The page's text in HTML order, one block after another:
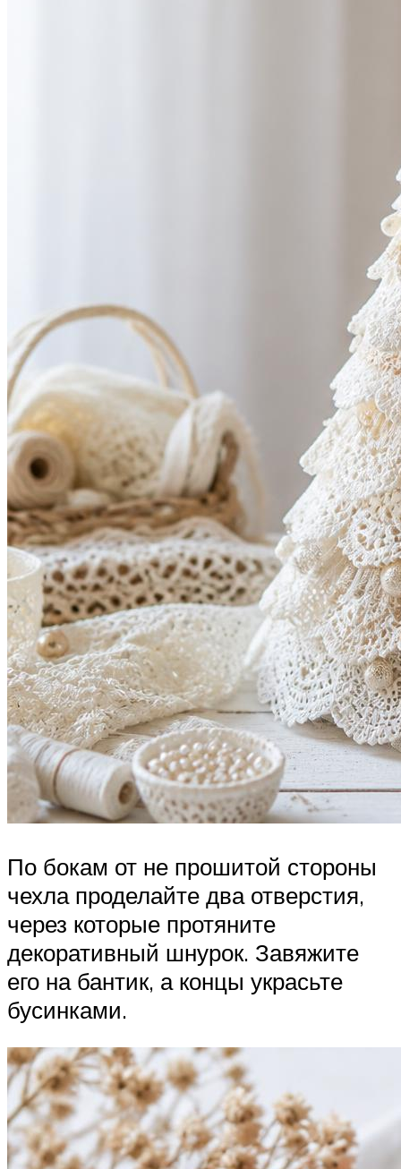
По бокам от не прошитой стороны
чехла проделайте два отверстия,
через которые протяните
декоративный шнурок. Завяжите
его на бантик, а концы украсьте
бусинками.